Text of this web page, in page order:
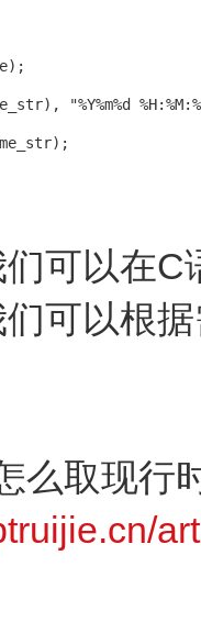
"%Y%m%d
可以在
可以根
么取现行